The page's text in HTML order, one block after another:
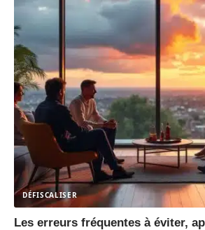
DÉFISCALISER
Les erreurs fréquentes à éviter,